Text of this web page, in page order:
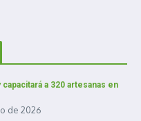
capacitará a 320 artesanas en
de 2026